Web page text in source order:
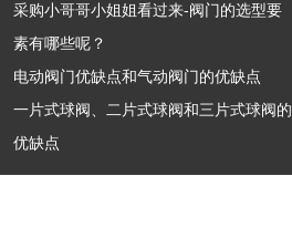
采购小哥哥小姐姐看过来-阀门的选型要
素有哪些呢？
电动阀门优缺点和气动阀门的优缺点
一片式球阀、二片式球阀和三片式球阀的
优缺点